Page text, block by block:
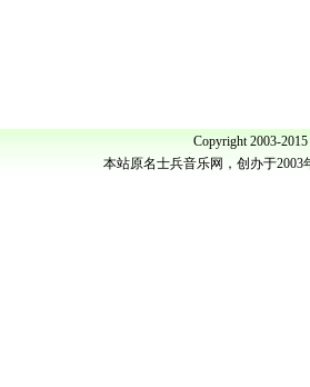
Copyright 2003-2015
本站原名士兵音乐网，创办于